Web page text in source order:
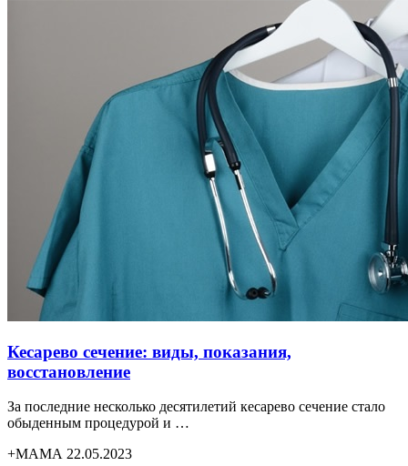
Кесарево сечение: виды, показания,
восстановление
За последние несколько десятилетий кесарево сечение стало
обыденным процедурой и …
+МАМА 22.05.2023